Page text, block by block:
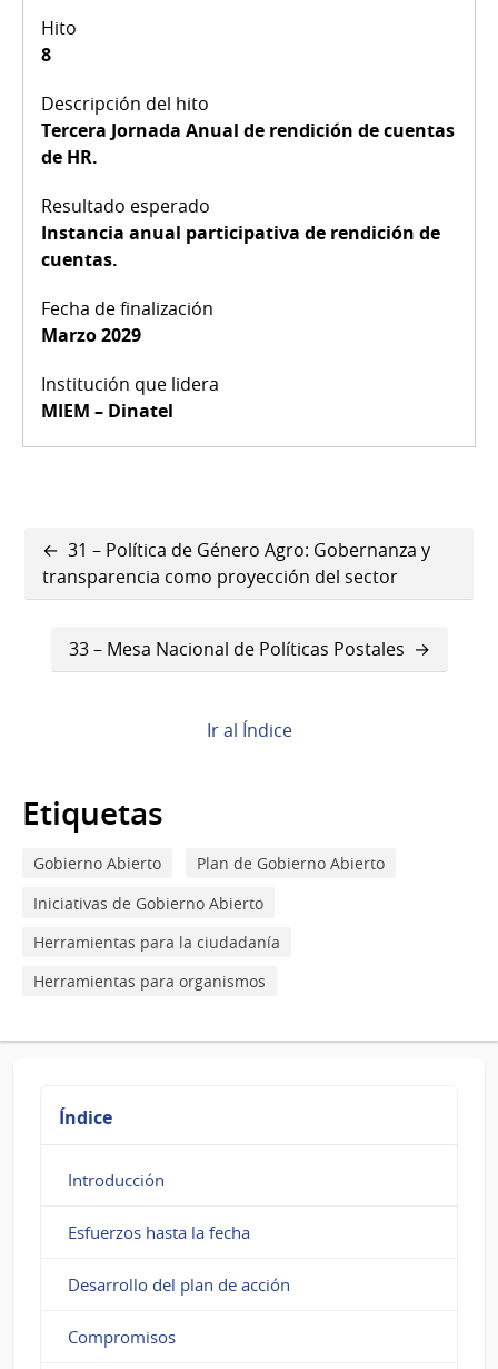
8
Tercera Jornada Anual de rendición de cuentas
de HR.
Instancia anual participativa de rendición de
cuentas.
Marzo 2029
MIEM – Dinatel
Enlaces
transversales
Book
Fortalecimiento
del
sector
de
radiodifusión
31 – Política de Género Agro: Gobernanza y
transparencia como proyección del sector
33 – Mesa Nacional de Políticas Postales
Ir al Índice
Etiquetas
Gobierno Abierto
Plan de Gobierno Abierto
Iniciativas de Gobierno Abierto
Herramientas para la ciudadanía
Herramientas para organismos
Índice
Introducción
Esfuerzos hasta la fecha
Desarrollo del plan de acción
Compromisos